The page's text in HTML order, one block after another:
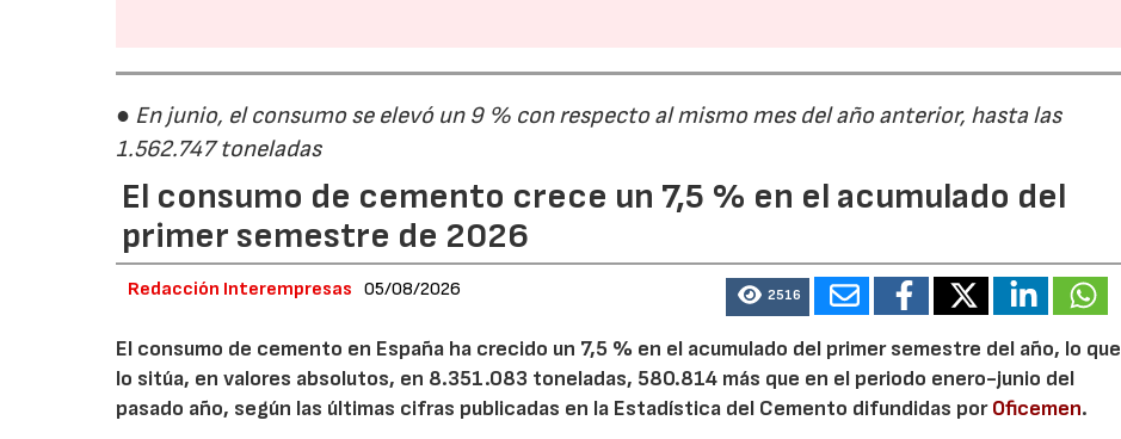
● En junio, el consumo se elevó un 9 % con respecto al mismo mes del año anterior, hasta las
1.562.747 toneladas
El consumo de cemento crece un 7,5 % en el acumulado del
primer semestre de 2026
Redacción Interempresas 05/08/2026 2516
El consumo de cemento en España ha crecido un 7,5 % en el acumulado del primer semestre del año, lo que
lo sitúa, en valores absolutos, en 8.351.083 toneladas, 580.814 más que en el periodo enero-junio del
pasado año, según las últimas cifras publicadas en la Estadística del Cemento difundidas porOficemen.